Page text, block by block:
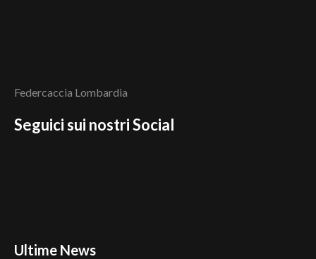
Federcaccia Lombardia
Seguici sui nostri Social
Ultime News